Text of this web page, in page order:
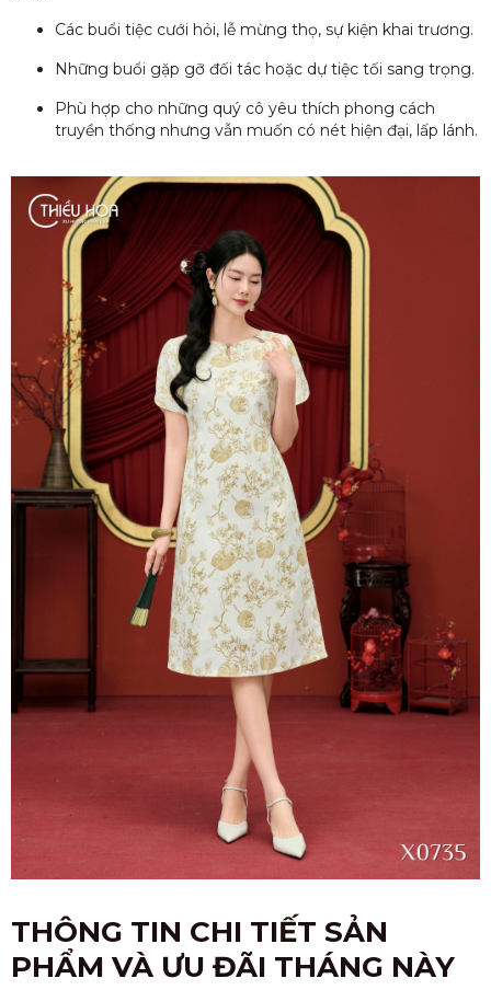
Các buổi tiệc cưới hỏi, lễ mừng thọ, sự kiện khai trương.
Những buổi gặp gỡ đối tác hoặc dự tiệc tối sang trọng.
Phù hợp cho những quý cô yêu thích phong cách
truyền thống nhưng vẫn muốn có nét hiện đại, lấp lánh.
THÔNG TIN CHI TIẾT SẢN
PHẨM VÀ ƯU ĐÃI THÁNG NÀY